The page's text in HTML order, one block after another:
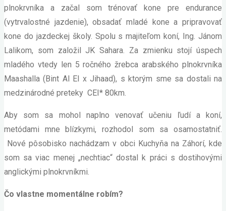
plnokrvníka a začal som trénovať kone pre endurance
(vytrvalostné jazdenie), obsadať mladé kone a pripravovať
kone do jazdeckej školy. Spolu s majiteľom koní, Ing. Jánom
Lalikom, som založil JK Sahara. Za zmienku stojí úspech
mladého vtedy len 5 ročného žrebca arabského plnokrvníka
Maashalla (Bint Al El x Jihaad), s ktorým sme sa dostali na
medzinárodné preteky CEI* 80km.
Aby som sa mohol naplno venovať učeniu ľudí a koní,
metódami mne blízkymi, rozhodol som sa osamostatniť.
Nové pôsobisko nachádzam v obci Kuchyňa na Záhorí, kde
som sa viac menej „nechtiac“ dostal k práci s dostihovými
anglickými plnokrvníkmi.
Čo vlastne momentálne robím?